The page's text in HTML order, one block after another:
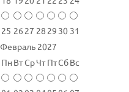
25 26 27 28 29 30 31
Февраль 2027
Пн ВтСрЧт ПтСбВс